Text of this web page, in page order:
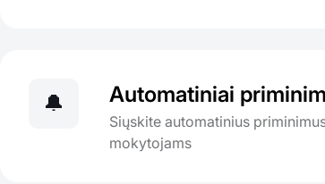
🔔 Automatiniai
Siųskite automatinius
mokytojams